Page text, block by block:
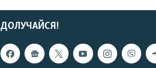
ДОЛУЧАЙСЯ!